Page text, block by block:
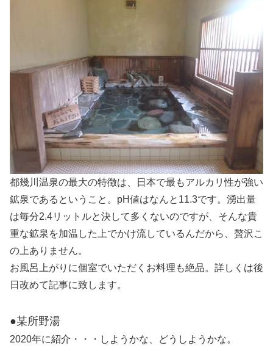
都幾川温泉の最大の特徴は、日本で最もアルカリ性が強い
鉱泉であるということ。pH値はなんと11.3です。湧出量
は毎分2.4リットルと決して多くないのですが、そんな貴
重な鉱泉を加温した上でかけ流しているんだから、贅沢こ
の上ありません。
お風呂上がりに個室でいただくお料理も絶品。詳しくは後
日改めて記事に致します。
●某所野湯
2020年に紹介・・・しようかな、どうしようかな。